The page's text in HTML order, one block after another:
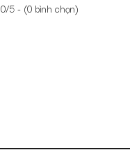
0/5 - (0 bình chọn)